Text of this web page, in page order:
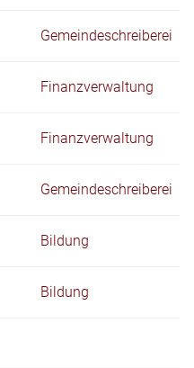
Gemeindeschreiberei
Finanzverwaltung
Finanzverwaltung
Gemeindeschreiberei
Bildung
Bildung